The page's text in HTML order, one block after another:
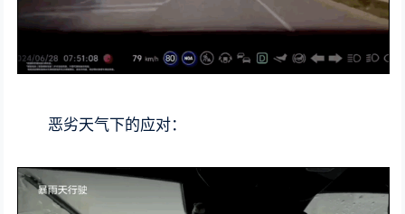
恶劣天气下的应对：